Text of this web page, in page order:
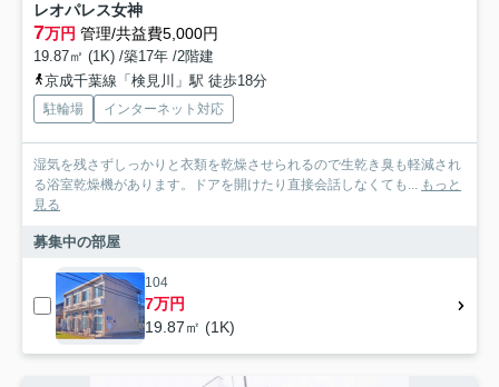
レオパレス女神
7万円 管理/共益費5,000円
19.87㎡ (1K) /築17年 /2階建
京成千葉線「検見川」駅 徒歩18分
駐輪場 インターネット対応
湿気を残さずしっかりと衣類を乾燥させられるので生乾き臭も軽減され
る浴室乾燥機があります。ドアを開けたり直接会話しなくても... もっと
見る
募集中の部屋
104
7万円
19.87㎡ (1K)